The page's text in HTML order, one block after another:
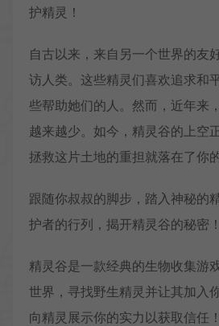
护精灵！
自古以来，来自另一个世界的友
访人类。这些精灵们喜欢追求和
些帮助她们的人。然而，近年来
越来越少。如今，精灵谷的上空
拯救这片土地的重担就落在了你
跟随你叔叔的脚步，踏入神秘的
护者的行列，揭开精灵谷的秘密！
精灵谷是一款经典的生物收集游
世界，寻找野生精灵并让其加入
向精灵展示你的实力以获取信任！